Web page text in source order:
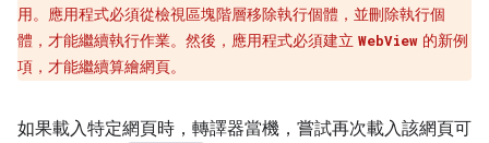
用。應用程式必須從檢視區塊階層移除執行個體，並刪除執行個
體，才能繼續執行作業。然後，應用程式必須建立 WebView 的新例
項，才能繼續算繪網頁。
如果載入特定網頁時，轉譯器當機，嘗試再次載入該網頁可